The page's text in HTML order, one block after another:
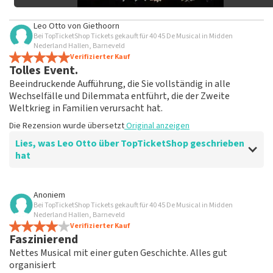
Leo Otto von Giethoorn
Bei TopTicketShop Tickets gekauft für 40 45 De Musical in Midden
Nederland Hallen, Barneveld
Verifizierter Kauf
Tolles Event.
Beeindruckende Aufführung, die Sie vollständig in alle
Wechselfälle und Dilemmata entführt, die der Zweite
Weltkrieg in Familien verursacht hat.
Die Rezension wurde übersetztOriginal anzeigen
Lies, was Leo Otto über TopTicketShop geschrieben
hat
Bewertung von Leo Otto über
Fein
Die Rezension wurde übersetzt
Anoniem
Bei TopTicketShop Tickets gekauft für 40 45 De Musical in Midden
Nederland Hallen, Barneveld
Verifizierter Kauf
Faszinierend
Nettes Musical mit einer guten Geschichte. Alles gut
organisiert